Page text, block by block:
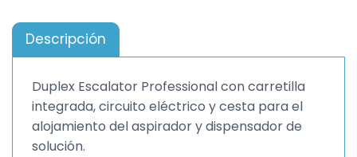
Descripción
Duplex Escalator Professional con carretilla
integrada, circuito eléctrico y cesta para el
alojamiento del aspirador y dispensador de
solución.